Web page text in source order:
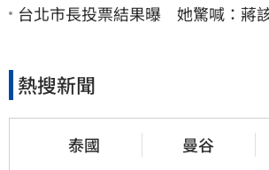
台北市長投票結果曝 她驚喊：蔣
熱搜新聞
泰國 曼谷